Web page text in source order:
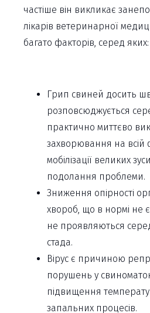
частіше він викликає
лікарів ветеринарної
багато факторів, серед яких:
Грип свиней досить
розповсюджується
практично миттєво
захворювання на всій
мобілізації великих
подолання проблеми.
Зниження опірності
хвороб, що в нормі не
не проявляються
стада.
Вірус є причиною
порушень у
підвищення
запальних процесів.